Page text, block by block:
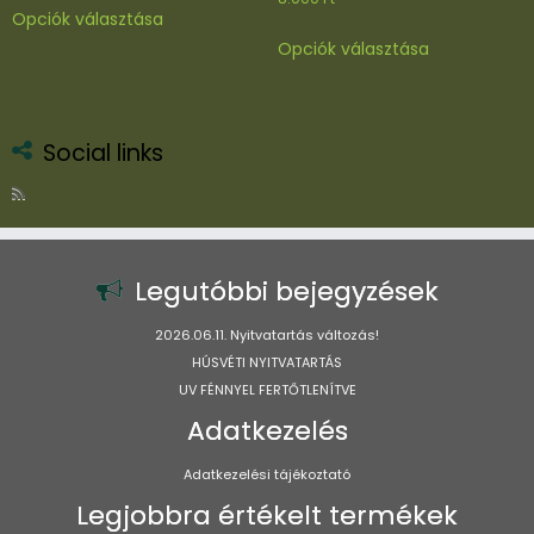
Opciók választása
termékoldalon
ki
Opciók választásaa
a
választhatók
Social links
Legutóbbi bejegyzések
2026.06.11. Nyitvatartás változás!
HÚSVÉTI NYITVATARTÁS
UV FÉNNYEL FERTŐTLENÍTVE
Adatkezelés
Adatkezelési tájékoztató
Legjobbra értékelt termékek